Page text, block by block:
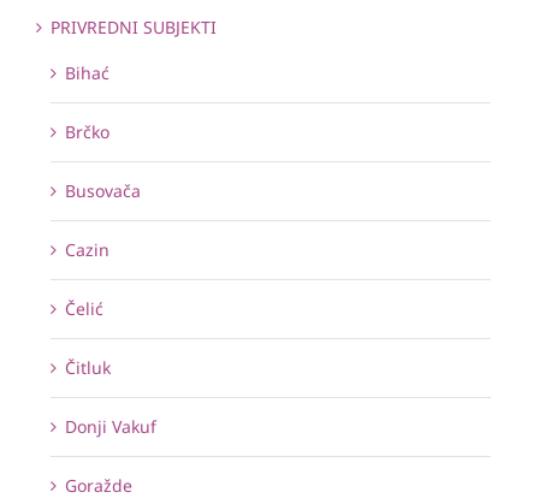
PRIVREDNI SUBJEKTI
Bihać
Brčko
Busovača
Cazin
Čelić
Čitluk
Donji Vakuf
Goražde